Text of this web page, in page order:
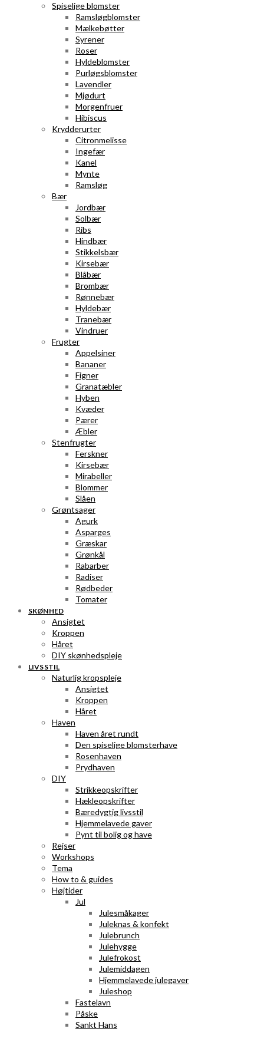
Spiselige blomster
Ramsløgblomster
Mælkebøtter
Syrener
Roser
Hyldeblomster
Purløgsblomster
Lavendler
Mjødurt
Morgenfruer
Hibiscus
Krydderurter
Citronmelisse
Ingefær
Kanel
Mynte
Ramsløg
Bær
Jordbær
Solbær
Ribs
Hindbær
Stikkelsbær
Kirsebær
Blåbær
Brombær
Rønnebær
Hyldebær
Tranebær
Vindruer
Frugter
Appelsiner
Bananer
Figner
Granatæbler
Hyben
Kvæder
Pærer
Æbler
Stenfrugter
Ferskner
Kirsebær
Mirabeller
Blommer
Slåen
Grøntsager
Agurk
Asparges
Græskar
Grønkål
Rabarber
Radiser
Rødbeder
Tomater
SKØNHED
Ansigtet
Kroppen
Håret
DIY skønhedspleje
LIVSSTIL
Naturlig kropspleje
Ansigtet
Kroppen
Håret
Haven
Haven året rundt
Den spiselige blomsterhave
Rosenhaven
Prydhaven
DIY
Strikkeopskrifter
Hækleopskrifter
Bæredygtig livsstil
Hjemmelavede gaver
Pynt til bolig og have
Rejser
Workshops
Tema
How to & guides
Højtider
Jul
Julesmåkager
Juleknas & konfekt
Julebrunch
Julehygge
Julefrokost
Julemiddagen
Hjemmelavede julegaver
Juleshop
Fastelavn
Påske
Sankt Hans